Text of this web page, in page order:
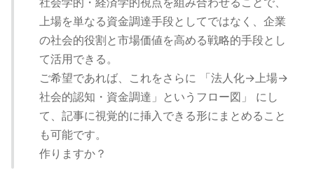
上場を単なる資金調達手段としてではなく、企業
の社会的役割と市場価値を高める戦略的手段とし
て活用できる。
ご希望であれば、これをさらに 「法人化→上場→
社会的認知・資金調達」というフロー図」 にし
て、記事に視覚的に挿入できる形にまとめること
も可能です。
作りますか？